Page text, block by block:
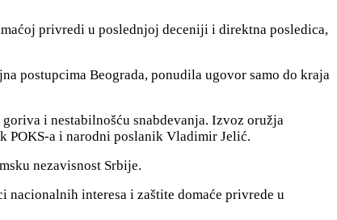
privredi u poslednjoj deceniji i direktna posledica,
postupcima Beograda, ponudila ugovor samo do kraja
i nestabilnošću snabdevanja. Izvoz oružja
POKS-a i narodni poslanik Vladimir Jelić.
nezavisnost Srbije.
interesa i zaštite domaće privrede u